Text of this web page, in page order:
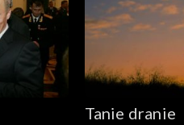
Tanie dranie